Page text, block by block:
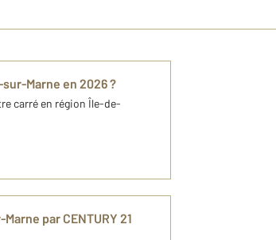
Marne en 2026 ?
carré en région Île-de-
par CENTURY 21